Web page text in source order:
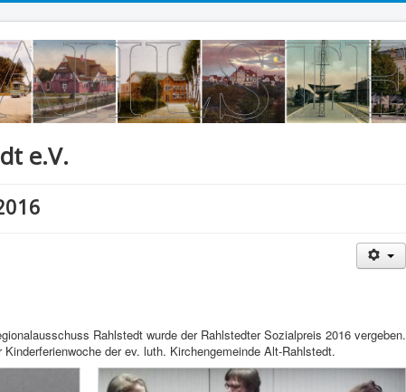
e.V.
Rahlstedt wurde der Rahlstedter Sozialpreis 2016 vergeben.
der ev. luth. Kirchengemeinde Alt-Rahlstedt.